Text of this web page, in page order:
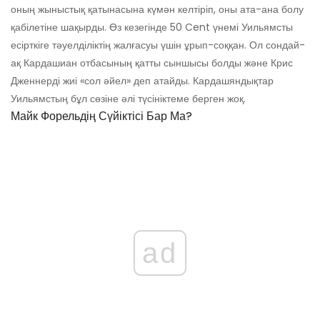
оның жыныстық қатынасына күмән келтіріп, оны ата-ана болу
қабілетіне шақырды. Өз кезегінде 50 Cent үнемі Уильямсты
есірткіге тәуелділіктің жалғасуы үшін ұрып-соққан. Ол сондай-
ақ Кардашиан отбасының қатты сыншысы болды және Крис
Дженнерді жиі «сол әйел» деп атайды. Кардашяндықтар
Уильямстың бұл сөзіне әлі түсініктеме берген жоқ.
Майк Форельдің Сүйіктісі Бар Ма?
ad